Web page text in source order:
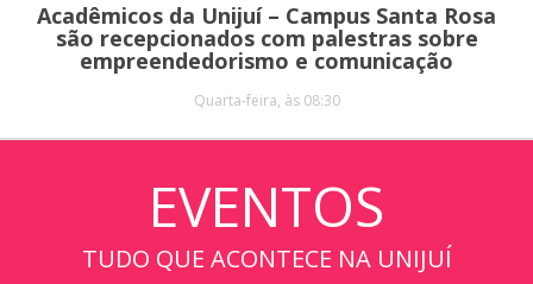
Acadêmicos da Unijuí – Campus Santa Rosa
são recepcionados com palestras sobre
empreendedorismo e comunicação
Quarta-feira, às 08:30
EVENTOS
TUDO QUE ACONTECE NA UNIJUÍ